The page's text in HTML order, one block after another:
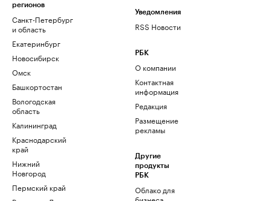
регионов
Санкт-Петербург
и область
Екатеринбург
Новосибирск
Омск
Башкортостан
Вологодская
область
Калининград
Краснодарский
край
Нижний
Новгород
Пермский край
Уведомления
RSS Новости
РБК
О компании
Контактная
информация
Редакция
Размещение
рекламы
Другие
продукты
РБК
Облако для